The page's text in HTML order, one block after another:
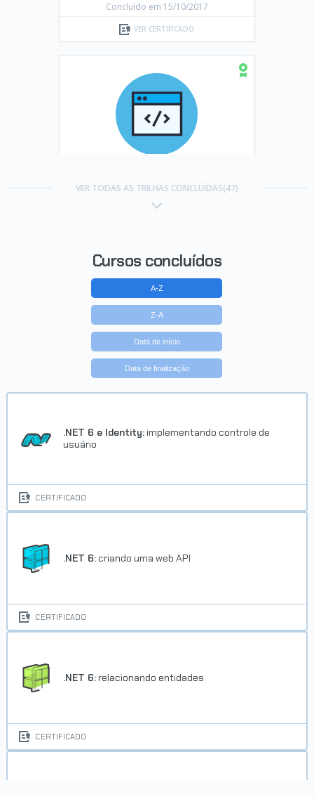
Concluído em 15/10/2017
VER CERTIFICADO
Trilha Java EE
Concluído em 30/05/2019
Java
VER TODAS AS TRILHAS CONCLUÍDAS(47)
Cursos concluídos
A-Z
Z-A
Data de início
Data de finalização
.NET 6 e Identity: implementando controle de
usuário
CERTIFICADO
.NET 6: criando uma web API
CERTIFICADO
.NET 6: relacionando entidades
CERTIFICADO